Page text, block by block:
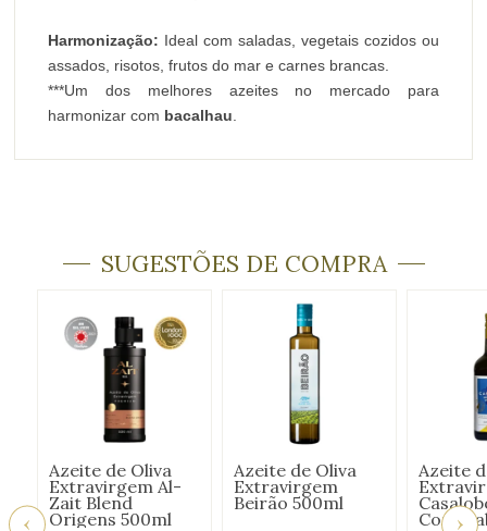
Harmonização: Ideal com saladas, vegetais cozidos ou
assados, risotos, frutos do mar e carnes brancas.
***Um dos melhores azeites no mercado para
harmonizar com bacalhau
SUGESTÕES DE COMPRA
Azeite de Oliva
Extravirgem Al-
Zait Blend
Origens 500ml
Azeite de Oliva
Extravirgem
Beirão 500ml
Azeite